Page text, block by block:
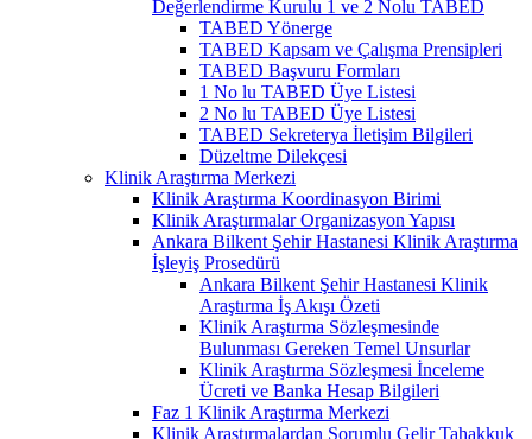
Değerlendirme Kurulu 1 ve 2 Nolu TABED
TABED Yönerge
TABED Kapsam ve Çalışma Prensipleri
TABED Başvuru Formları
1 No lu TABED Üye Listesi
2 No lu TABED Üye Listesi
TABED Sekreterya İletişim Bilgileri
Düzeltme Dilekçesi
Klinik Araştırma Merkezi
Klinik Araştırma Koordinasyon Birimi
Klinik Araştırmalar Organizasyon Yapısı
Ankara Bilkent Şehir Hastanesi Klinik Araştırma
İşleyiş Prosedürü
Ankara Bilkent Şehir Hastanesi Klinik
Araştırma İş Akışı Özeti
Klinik Araştırma Sözleşmesinde
Bulunması Gereken Temel Unsurlar
Klinik Araştırma Sözleşmesi İnceleme
Ücreti ve Banka Hesap Bilgileri
Faz 1 Klinik Araştırma Merkezi
Klinik Araştırmalardan Sorumlu Gelir Tahakkuk